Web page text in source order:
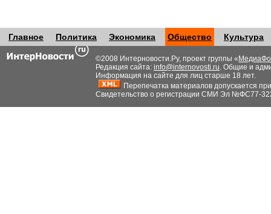
Главное Политика Экономика Общество Культура
©2008 Интерновости.Ру, проект группы «
Редакция сайта: info@internovosti.ru. Общие и
Информация на сайте для лиц старше 18 лет.
Перепечатка материалов допускается
Свидетельство о регистрации СМИ Эл №ФС77-